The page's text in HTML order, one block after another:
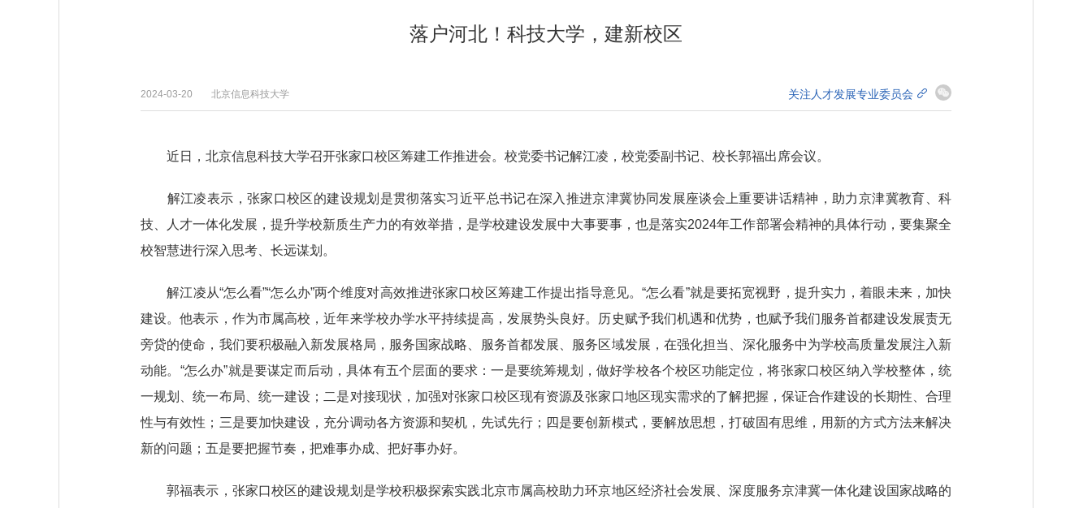
落户河北！科技大学，建新校区
2024-03-20 北京信息科技大学 关注人才发展专业委员会
近日，北京信息科技大学召开张家口校区筹建工作推进会。校党委书记解江凌，校党委副书记、校长郭福出席会议。
解江凌表示，张家口校区的建设规划是贯彻落实习近平总书记在深入推进京津冀协同发展座谈会上重要讲话精神，助力京津冀教育、科
技、人才一体化发展，提升学校新质生产力的有效举措，是学校建设发展中大事要事，也是落实2024年工作部署会精神的具体行动，要集聚全
校智慧进行深入思考、长远谋划。
解江凌从“怎么看”“怎么办”两个维度对高效推进张家口校区筹建工作提出指导意见。“怎么看”就是要拓宽视野，提升实力，着眼未来，加快
建设。他表示，作为市属高校，近年来学校办学水平持续提高，发展势头良好。历史赋予我们机遇和优势，也赋予我们服务首都建设发展责无
旁贷的使命，我们要积极融入新发展格局，服务国家战略、服务首都发展、服务区域发展，在强化担当、深化服务中为学校高质量发展注入新
动能。“怎么办”就是要谋定而后动，具体有五个层面的要求：一是要统筹规划，做好学校各个校区功能定位，将张家口校区纳入学校整体，统
一规划、统一布局、统一建设；二是对接现状，加强对张家口校区现有资源及张家口地区现实需求的了解把握，保证合作建设的长期性、合理
性与有效性；三是要加快建设，充分调动各方资源和契机，先试先行；四是要创新模式，要解放思想，打破固有思维，用新的方式方法来解决
新的问题；五是要把握节奏，把难事办成、把好事办好。
郭福表示，张家口校区的建设规划是学校积极探索实践北京市属高校助力环京地区经济社会发展、深度服务京津冀一体化建设国家战略的